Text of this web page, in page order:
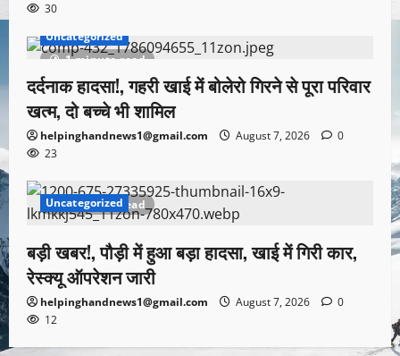
30
1 minute read
Uncategorized
दर्दनाक हादसा!, गहरी खाई में बोलेरो गिरने से पूरा परिवार
खत्म, दो बच्चे भी शामिल
helpinghandnews1@gmail.com August 7, 2026
0
23
1 minute read
Uncategorized
बड़ी खबर!, पौड़ी में हुआ बड़ा हादसा, खाई में गिरी कार,
रेस्क्यू ऑपरेशन जारी
helpinghandnews1@gmail.com August 7, 2026
0
12